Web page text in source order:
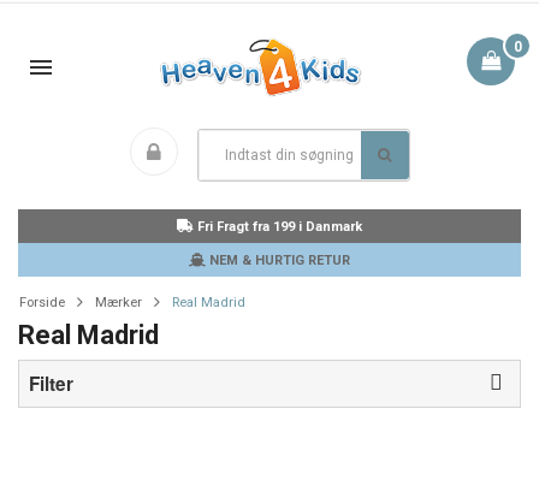
0
Fri Fragt fra 199 i Danmark
NEM & HURTIG RETUR
Forside Mærker Real Madrid
Real Madrid
Filter